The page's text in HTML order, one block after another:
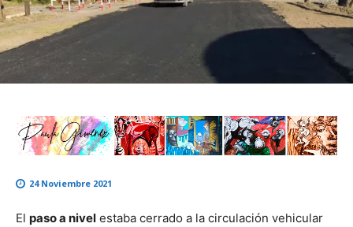
24 Noviembre 2021
El paso a nivel estaba cerrado a la circulación vehicular